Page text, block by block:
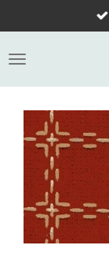
direct
naar